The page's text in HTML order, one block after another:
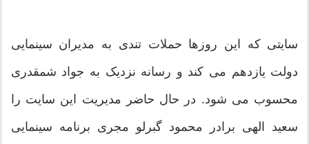
سایتی که این روزها حملات تندی به مدیران سینمایی
دولت یازدهم می کند و رسانه نزدیک به جواد شمقدری
محسوب می شود. در حال حاضر مدیریت این سایت را
سعید الهی برادر محمود گبرلو مجری برنامه سینمایی